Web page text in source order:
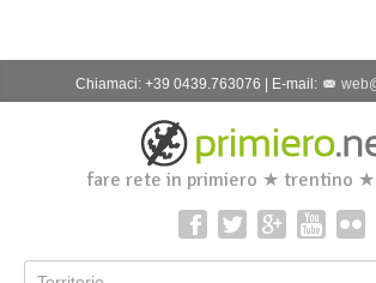
Chiamaci: +39 0439.763076 | E-mail:
fare rete in primiero ★ trentino